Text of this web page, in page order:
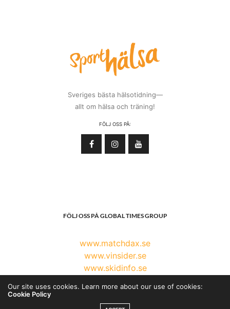
Sveriges bästa hälsotidning—
allt om hälsa och träning!
FÖLJ OSS PÅ:
FÖLJ OSS PÅ GLOBAL TIMES GROUP
www.matchdax.se
www.vinsider.se
www.skidinfo.se
Our site uses cookies. Learn more about our use of cookies:
Cookie Policy